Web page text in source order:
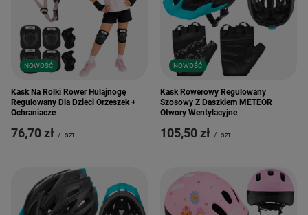
NOWOŚĆ
Kask Na Rolki Rower Hulajnogę
Regulowany Dla Dzieci Orzeszek +
Ochraniacze
76,70 zł / szt.
NOWOŚĆ
Kask Rowerowy Regulowany
Szosowy Z Daszkiem METEOR
Otwory Wentylacyjne
105,50 zł / szt.